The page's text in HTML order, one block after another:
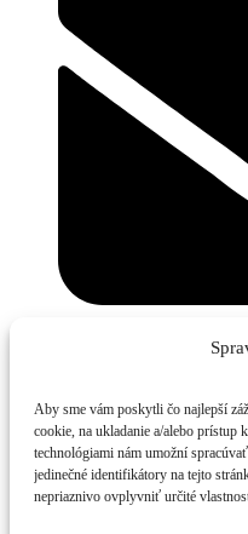
Aby sme vám poskytli čo najlepší
cookie, na ukladanie a/alebo prístup
technológiami nám umožní
jedinečné identifikátory na tejto
nepriaznivo ovplyvniť určité
Kontakt
E-Shop
Služby
Súbory cookies
Spracovanie osobných